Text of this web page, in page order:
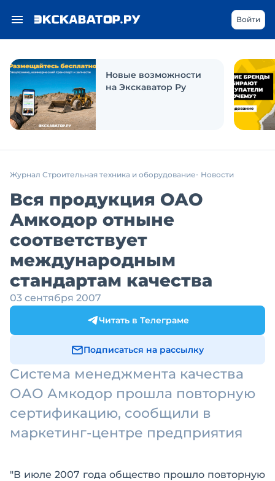
Войти
Новые возможности
на Экскаватор Ру
Журнал Строительная техника и оборудование Новости
Вся продукция ОАО
Амкодор отныне
соответствует
международным
стандартам качества
03 сентября 2007
Читать в Телеграме
Подписаться на рассылку
Система менеджмента качества
ОАО Амкодор прошла повторную
сертификацию, сообщили в
маркетинг-центре предприятия
"В июле 2007 года общество прошло повторную